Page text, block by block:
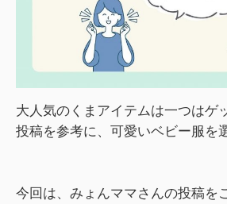
大人気のくまアイテムは一つはゲ
投稿を参考に、可愛いベビー服を
今回は、みょんママさんの投稿を